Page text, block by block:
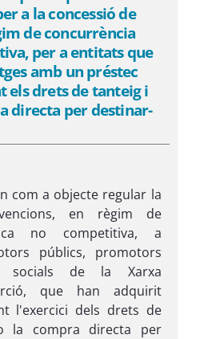
a la concessió de
de concurrència
per a entitats que
amb un préstec
drets de tanteig i
directa per destinar-
com a objecte regular la
en règim de
no competitiva, a
públics, promotors
socials de la Xarxa
que han adquirit
l'exercici dels drets de
la compra directa per